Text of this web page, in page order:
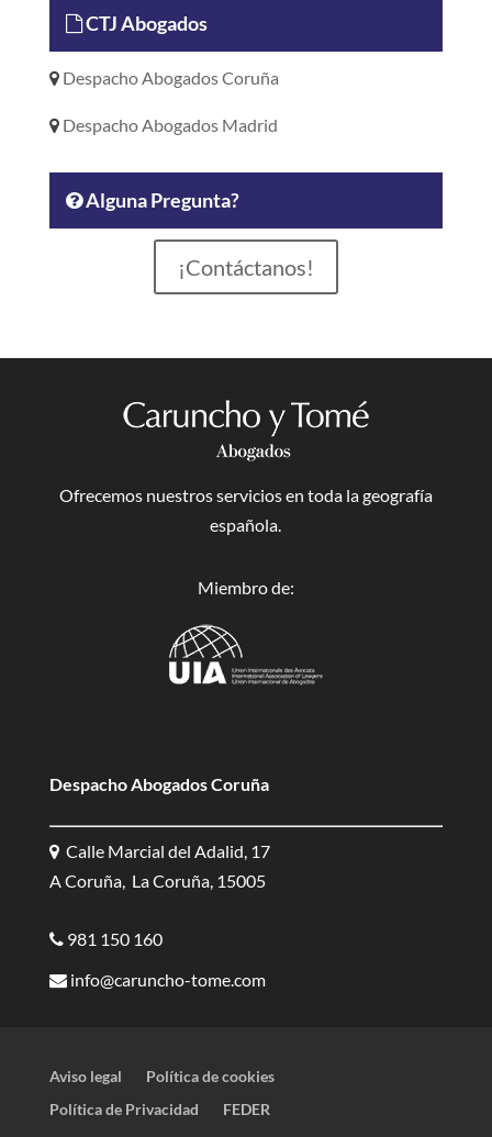
CTJ Abogados
Despacho Abogados Coruña
Despacho Abogados Madrid
Alguna Pregunta?
¡Contáctanos!
Ofrecemos nuestros servicios en toda la geografía
española.
Miembro de:
Despacho Abogados Coruña
Calle Marcial del Adalid, 17
A Coruña, La Coruña, 15005
981 150 160
info@caruncho-tome.com
Aviso legal
Política de cookies
Política de Privacidad
FEDER